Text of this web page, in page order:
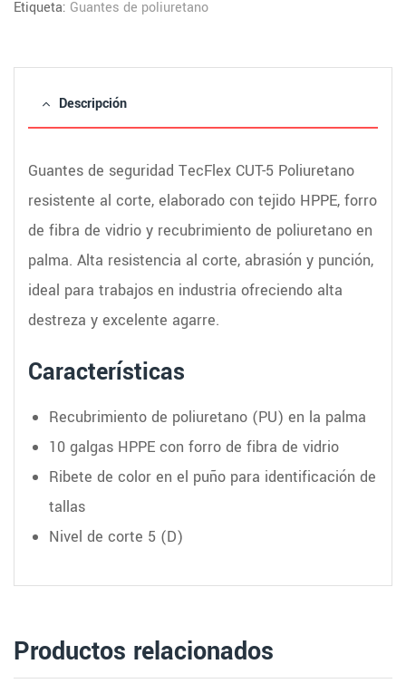
Etiqueta: Guantes de poliuretano
Descripción
Guantes de seguridad TecFlex CUT-5 Poliuretano
resistente al corte, elaborado con tejido HPPE, forro
de fibra de vidrio y recubrimiento de poliuretano en
palma. Alta resistencia al corte, abrasión y punción,
ideal para trabajos en industria ofreciendo alta
destreza y excelente agarre.
Características
Recubrimiento de poliuretano (PU) en la palma
10 galgas HPPE con forro de fibra de vidrio
Ribete de color en el puño para identificación de
tallas
Nivel de corte 5 (D)
Productos relacionados